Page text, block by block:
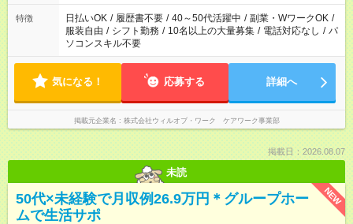
特徴 日払いOK / 履歴書不要 / 40～50代活躍中 / 副業・WワークOK /
服装自由 / シフト勤務 / 10名以上の大量募集 / 電話対応なし / パ
ソコンスキル不要
気になる！ 応募する 詳細へ
掲載元企業名 株式会社ウィルオブ・ワーク ケアワーク事業部
掲載日：2026.08.07
未読
NEW
50代×未経験で月収例26.9万円＊グループホー
ムで生活サポ